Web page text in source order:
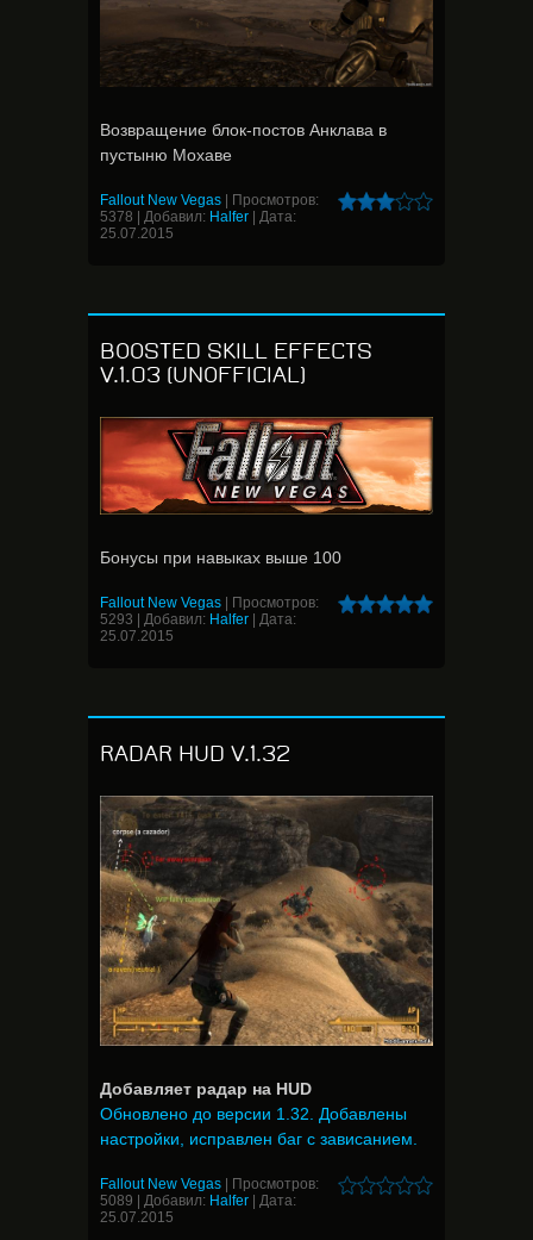
Возвращение блок-постов Анклава в
пустыню Мохаве
Fallout New Vegas | Просмотров:
5378 | Добавил: Halfer | Дата:
25.07.2015
BOOSTED SKILL EFFECTS
V.1.03 (UNOFFICIAL)
Бонусы при навыках выше 100
Fallout New Vegas | Просмотров:
5293 | Добавил: Halfer | Дата:
25.07.2015
RADAR HUD V.1.32
Добавляет радар на HUD
Обновлено до версии 1.32. Добавлены
настройки, исправлен баг с зависанием.
Fallout New Vegas
Просмотров:
5089
Добавил: Halfer
Дата:
25.07.2015